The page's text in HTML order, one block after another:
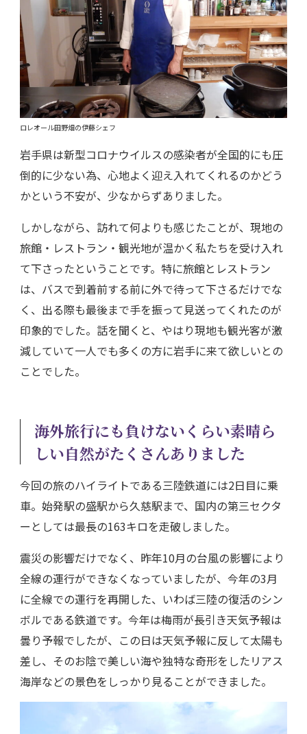
ロレオール田野畑の伊藤シェフ
岩手県は新型コロナウイルスの感染者が全国的にも圧
倒的に少ない為、心地よく迎え入れてくれるのかどう
かという不安が、少なからずありました。
しかしながら、訪れて何よりも感じたことが、現地の
旅館・レストラン・観光地が温かく私たちを受け入れ
て下さったということです。特に旅館とレストラン
は、バスで到着前する前に外で待って下さるだけでな
く、出る際も最後まで手を振って見送ってくれたのが
印象的でした。話を聞くと、やはり現地も観光客が激
減していて一人でも多くの方に岩手に来て欲しいとの
ことでした。
海外旅行にも負けないくらい素晴ら
しい自然がたくさんありました
今回の旅のハイライトである三陸鉄道には2日目に乗
車。始発駅の盛駅から久慈駅まで、国内の第三セクタ
ーとしては最長の163キロを走破しました。
震災の影響だけでなく、昨年10月の台風の影響により
全線の運行ができなくなっていましたが、今年の3月
に全線での運行を再開した、いわば三陸の復活のシン
ボルである鉄道です。今年は梅雨が長引き天気予報は
曇り予報でしたが、この日は天気予報に反して太陽も
差し、そのお陰で美しい海や独特な奇形をしたリアス
海岸などの景色をしっかり見ることができました。